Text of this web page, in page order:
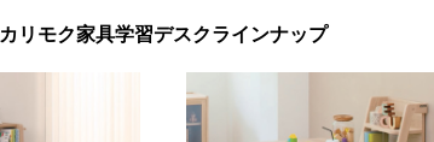
カリモク家具学習デスクラインナップ